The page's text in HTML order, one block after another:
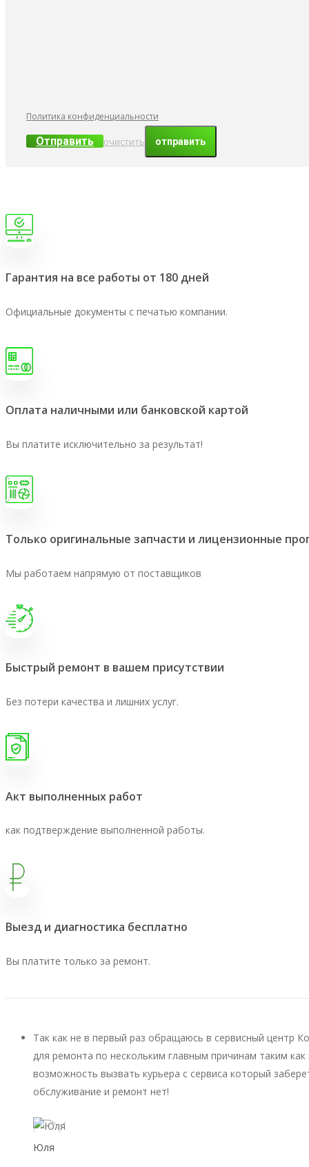
Политика конфиденциальности
Отправить очистить
Гарантия на все работы от 180 дней
Официальные документы с печатью компании.
Оплата наличными или банковской картой
Вы платите исключительно за результат!
Только оригинальные запчасти и лицензионные
Мы работаем напрямую от поставщиков
Быстрый ремонт в вашем присутствии
Без потери качества и лишних услуг.
Акт выполненных работ
как подтверждение выполненной работы.
Выезд и диагностика бесплатно
Вы платите только за ремонт.
Так как не в первый раз обращаюсь в сервисный центр
для ремонта по нескольким главным причинам таким
возможность вызвать курьера с сервиса который
обслуживание и ремонт нет!
Юля